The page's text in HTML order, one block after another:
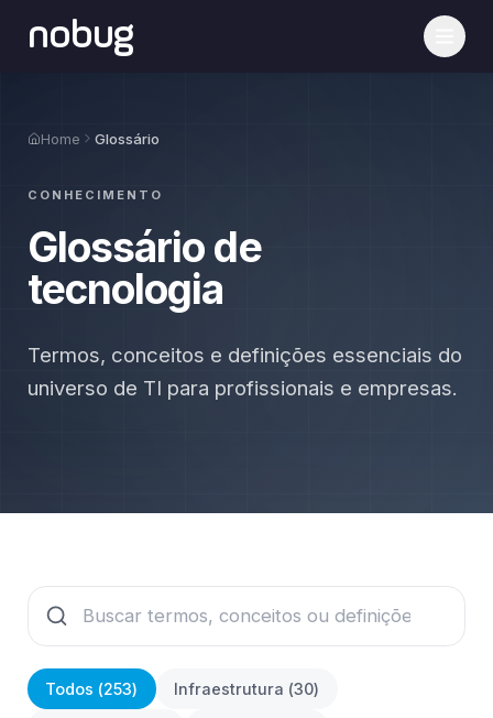
nobug
Home Glossário
CONHECIMENTO
Glossário de
tecnologia
Termos, conceitos e definições essenciais do
universo de TI para profissionais e empresas.
Todos (253) Infraestrutura (30)